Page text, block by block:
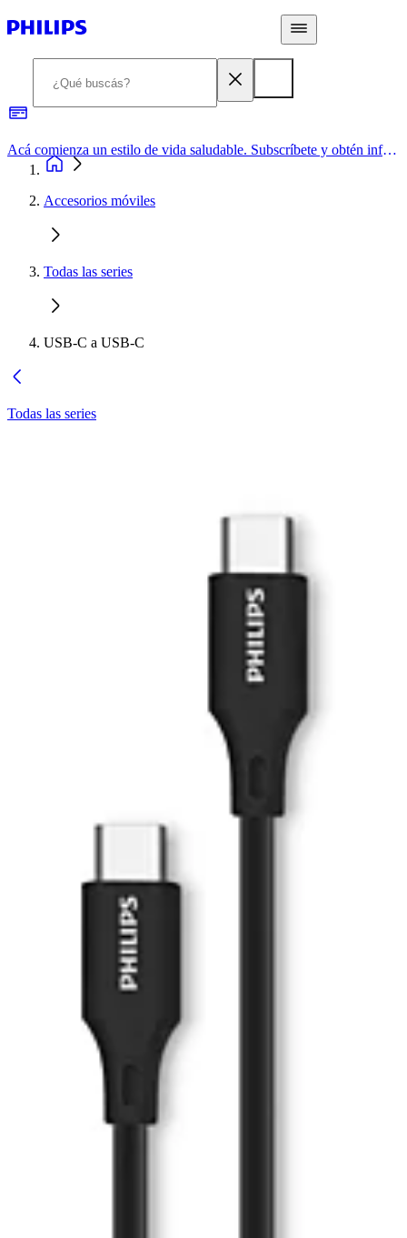
Acá comienza un estilo de vida saludable. Subscríbete y obtén información de primera mano
Accesorios móviles
Todas las series
USB-C a USB-C
Todas las series